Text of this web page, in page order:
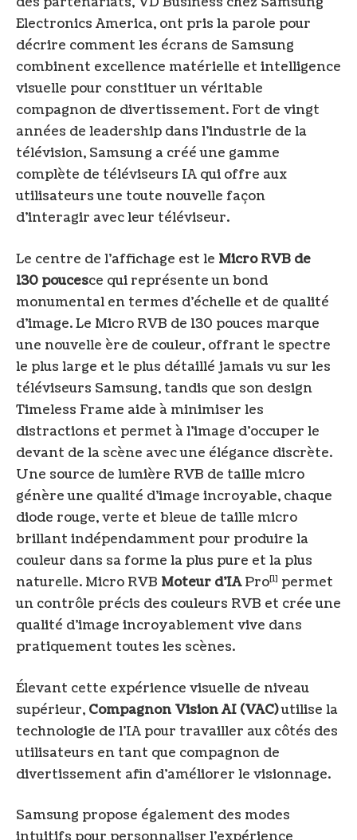
Electronics America, ont pris la parole pour
décrire comment les écrans de Samsung
combinent excellence matérielle et intelligence
visuelle pour constituer un véritable
compagnon de divertissement. Fort de vingt
années de leadership dans l’industrie de la
télévision, Samsung a créé une gamme
complète de téléviseurs IA qui offre aux
utilisateurs une toute nouvelle façon
d’interagir avec leur téléviseur.
Le centre de l’affichage est le Micro RVB de
130 poucesce qui représente un bond
monumental en termes d’échelle et de qualité
d’image. Le Micro RVB de 130 pouces marque
une nouvelle ère de couleur, offrant le spectre
le plus large et le plus détaillé jamais vu sur les
téléviseurs Samsung, tandis que son design
Timeless Frame aide à minimiser les
distractions et permet à l’image d’occuper le
devant de la scène avec une élégance discrète.
Une source de lumière RVB de taille micro
génère une qualité d’image incroyable, chaque
diode rouge, verte et bleue de taille micro
brillant indépendamment pour produire la
couleur dans sa forme la plus pure et la plus
naturelle. Micro RVB Moteur d’IAPro[1] permet
un contrôle précis des couleurs RVB et crée une
qualité d’image incroyablement vive dans
pratiquement toutes les scènes.
Élevant cette expérience visuelle de niveau
supérieur, Compagnon Vision AI (VAC)utilise la
technologie de l’IA pour travailler aux côtés des
utilisateurs en tant que compagnon de
divertissement afin d’améliorer le visionnage.
Samsung propose également des modes